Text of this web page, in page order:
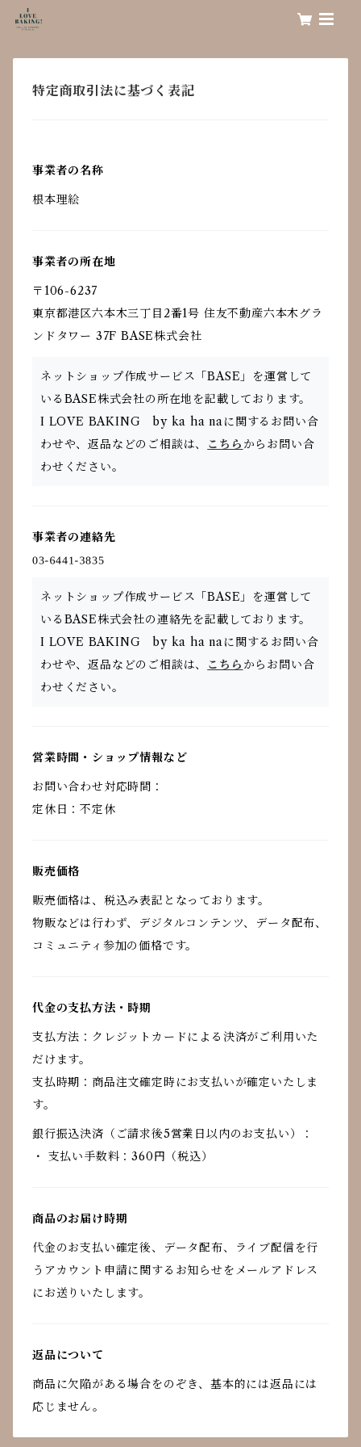
特定商取引法に基づく表記
事業者の名称
根本理絵
事業者の所在地
〒106-6237
東京都港区六本木三丁目2番1号 住友不動産六本木グラ
ンドタワー 37F BASE株式会社
ネットショップ作成サービス「BASE」を運営して
いるBASE株式会社の所在地を記載しております。
I LOVE BAKING by ka ha naに関するお問い合
わせや、返品などのご相談は、 こちら からお問い合
わせください。
事業者の連絡先
ネットショップ作成サービス「BASE」を運営して
いるBASE株式会社の連絡先を記載しております。
I LOVE BAKING by ka ha naに関するお問い合
わせや、返品などのご相談は、 こちら からお問い合
わせください。
営業時間・ショップ情報など
お問い合わせ対応時間：
定休日：不定休
販売価格
販売価格は、税込み表記となっております。
物販などは行わず、デジタルコンテンツ、データ配布、
コミュニティ参加の価格です。
代金の支払方法・時期
支払方法：クレジットカードによる決済がご利用いた
だけます。
支払時期：商品注文確定時にお支払いが確定いたしま
す。
銀行振込決済（ご請求後5営業日以内のお支払い）：
・ 支払い手数料：360円（税込）
商品のお届け時期
代金のお支払い確定後、データ配布、ライブ配信を行
うアカウント申請に関するお知らせをメールアドレス
にお送りいたします。
返品について
商品に欠陥がある場合をのぞき、基本的には返品には
応じません。